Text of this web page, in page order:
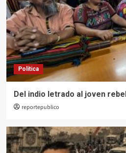
Política
Del indio letrado al joven
reportepublico